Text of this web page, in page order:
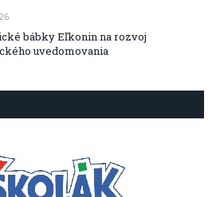
bábky Eľkonin na rozvoj
uvedomovania